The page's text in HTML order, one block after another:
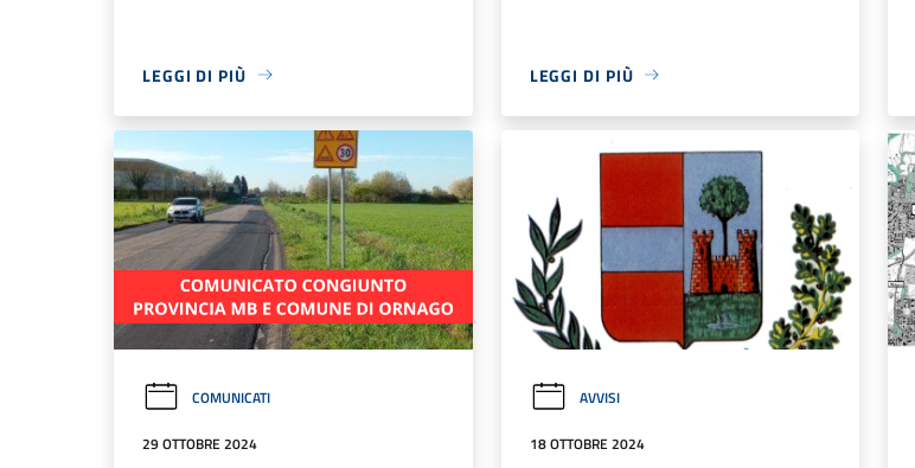
LEGGI DI PIÙ LEGGI DI PIÙ
COMUNICATI
29 OTTOBRE 2024
AVVISI
18 OTTOBRE 2024